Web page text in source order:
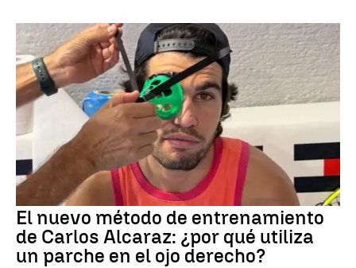
El nuevo método de entrenamiento
de Carlos Alcaraz: ¿por qué utiliza
un parche en el ojo derecho?